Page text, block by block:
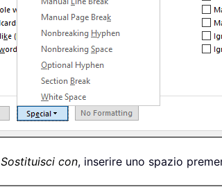
Sostituisci con, inserire uno spazio